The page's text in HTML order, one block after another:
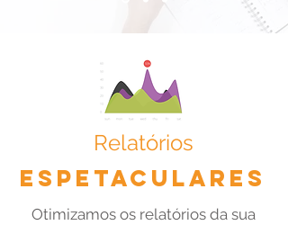
ESPETACULARES
Relatórios
Otimizamos os relatórios da sua